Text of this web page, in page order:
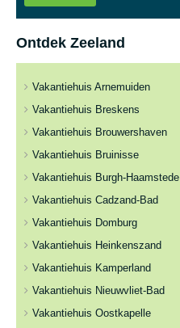
Ontdek Zeeland
Vakantiehuis Arnemuiden
Vakantiehuis Breskens
Vakantiehuis Brouwershaven
Vakantiehuis Bruinisse
Vakantiehuis Burgh-Haamstede
Vakantiehuis Cadzand-Bad
Vakantiehuis Domburg
Vakantiehuis Heinkenszand
Vakantiehuis Kamperland
Vakantiehuis Nieuwvliet-Bad
Vakantiehuis Oostkapelle